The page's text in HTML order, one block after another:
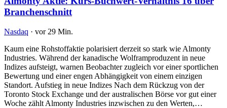
Branchenschnitt
Nasdaq · vor 29 Min.
Kaum eine Rohstoffaktie polarisiert derzeit so stark wie Almonty
Industries. Während der kanadische Wolframproduzent in neue
Indizes aufsteigt, warnen Beobachter zugleich vor einer sportlichen
Bewertung und einer engen Abhängigkeit von einem einzigen
Standort. Aufstieg in neue Indizes Nach dem Rückzug von der
Toronto Stock Exchange und der australischen Börse vor gut einer
Woche zählt Almonty Industries inzwischen zu den Werten,…